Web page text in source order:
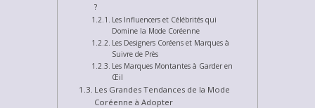
?
Les Influencers et Célébrités qui
Domine la Mode Coréenne
Les Designers Coréens et Marques à
Suivre de Près
Les Marques Montantes à Garder en
Œil
Les Grandes Tendances de la Mode
Coréenne à Adopter